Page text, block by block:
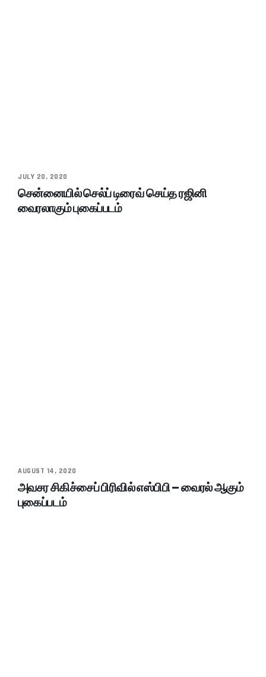
JULY 20, 2020
சென்னையில் செல்ப் டிரைவ் செய்த ரஜினி
வைரலாகும் புகைப்படம்
AUGUST 14, 2020
அவசர சிகிச்சைப் பிரிவில் எஸ்பிபி – வைரல் ஆகும்
புகைப்படம்